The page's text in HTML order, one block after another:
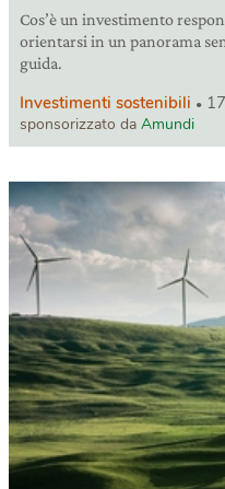
Cos’è un investimento
orientarsi in un panorama
guida.
Investimenti sostenibili
sponsorizzato da Amundi